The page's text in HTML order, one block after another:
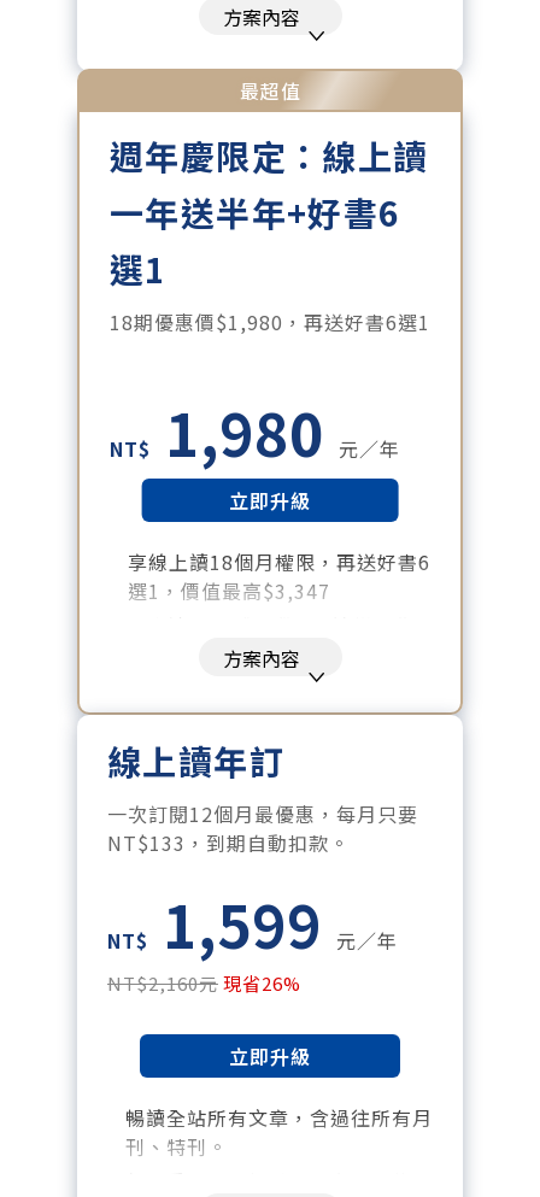
刊、特刊。​
每「季」一場訂戶專屬空中沙龍。
每月下載編輯整理精華知識包。
訂閱專屬電子報：國際、金融、科
技趨勢報。
方案內容
最超值
週年慶限定：線上讀
一年送半年+好書6
選1
18期優惠價$1,980，再送好書6選1
NT$ 1,980
元／年
立即升級
享線上讀18個月權限，再送好書6
選1，價值最高$3,347
好書清單：《大腦就是這樣工作
的》、《致富心態》、《高希均
回憶錄》、《激素平衡瘦身
課》、《黃仁勳傳》、《一如既
往》
暢讀全站所有文章，含過往所有
月刊、特刊。​
每「季」一場訂戶專屬空中沙
訂閱到期自動扣款。
每月下載編輯整理精華知識包。
訂閱專屬電子報：國際、金融、
科技趨勢報。
方案內容
線上讀年訂
一次訂閱12個月最優惠，每月只要
NT$133，到期自動扣款。
NT$ 1,599 元／年
NT$2,160元現省26%
立即升級
暢讀全站所有文章，含過往所有月
刊、特刊。​